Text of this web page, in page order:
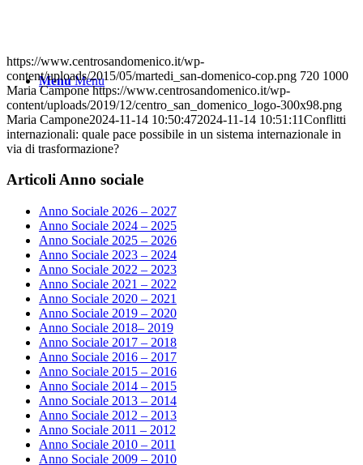
Menu Menu
https://www.centrosandomenico.it/wp-
content/uploads/2015/05/martedi_san-domenico-cop.png 720 1000
Maria Campone https://www.centrosandomenico.it/wp-
content/uploads/2019/12/centro_san_domenico_logo-300x98.png
Maria Campone2024-11-14 10:50:472024-11-14 10:51:11Conflitti
internazionali: quale pace possibile in un sistema internazionale in
via di trasformazione?
Articoli Anno sociale
Anno Sociale 2026 – 2027
Anno Sociale 2024 – 2025
Anno Sociale 2025 – 2026
Anno Sociale 2023 – 2024
Anno Sociale 2022 – 2023
Anno Sociale 2021 – 2022
Anno Sociale 2020 – 2021
Anno Sociale 2019 – 2020
Anno Sociale 2018– 2019
Anno Sociale 2017 – 2018
Anno Sociale 2016 – 2017
Anno Sociale 2015 – 2016
Anno Sociale 2014 – 2015
Anno Sociale 2013 – 2014
Anno Sociale 2012 – 2013
Anno Sociale 2011 – 2012
Anno Sociale 2010 – 2011
Anno Sociale 2009 – 2010